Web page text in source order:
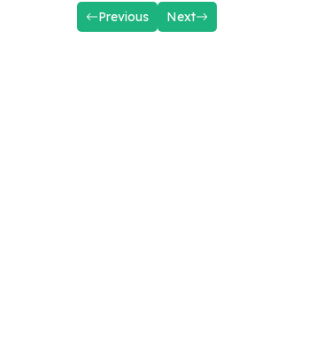
Previous Next